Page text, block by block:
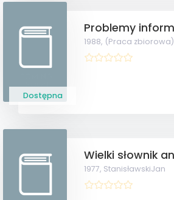
Dostępna
1988, (Praca zbiorowa)
1977, StanisławskiJan